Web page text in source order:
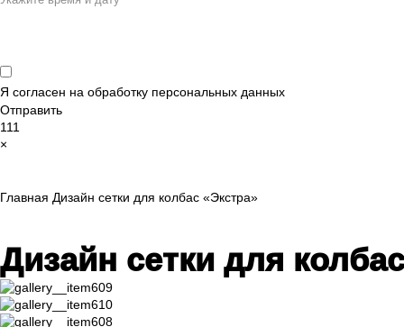
Я согласен на обработку персональных данных
Отправить
111
×
Главная Дизайн сетки для колбас «Экстра»
Дизайн сетки для